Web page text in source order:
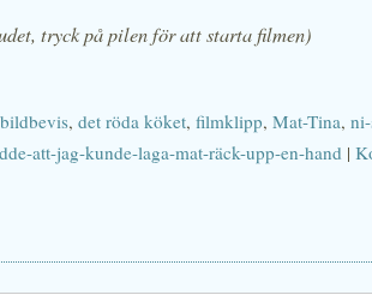
tryck på pilen för att starta filmen)
bildbevis, det röda köket, filmklipp, Mat-Tina,
att-jag-kunde-laga-mat-räck-upp-en-hand |